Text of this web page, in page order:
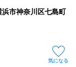
市神奈川区七島町
気になる